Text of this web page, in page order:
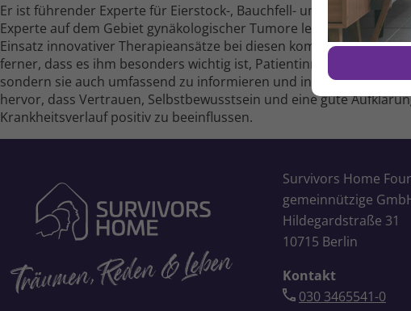
Er ist führender Experte für Eierstock-, Bauchfell- und Eileiter­krebs
Experte auf dem Gebiet gynäkologischer Tumore legt Professor
Einsatz innovativer Therapie­ansätze bei diesen komplexen
ferner, dass es ihm besonders wichtig ist, Patientinnen nicht nur
sondern sie auch umfassend zu informieren und in ein
hervor, dass Vertrauen, Selbst­bewusstsein und eine gute
Krankheits­verlauf positiv zu beeinflussen.
Survivors Home
gemeinnützige
Hildegardstraße 31
10715 Berlin
Kontakt
030 3465541-0